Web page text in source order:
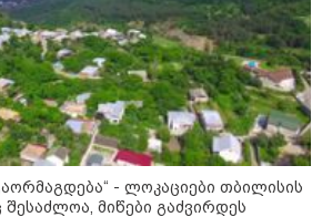
"2008 წელს საქართველო
გადავარჩინეთ - აი, 2012 წლის
"გამარჯვება" ვინც იზეიმეთ,
სწორედ ეგ იყო ქართული
ისტორიული კატასტროფა და
რაც რუსმა ჯარით ვერ აიღო,
შიდა ღალატით გაინაღდა" -
მიხეილ სააკაშვილი
14:20 / 07-08-2026
"ჩემი აზრით, ენამ გაუსწრო
აზრს და არ არის ეს კარგი,
თუმცა თუ რაიმეში არ მეპარება
- ლოკაციები თბილისის
მიწები გაძვირდეს